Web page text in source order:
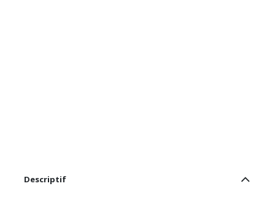
Descriptif